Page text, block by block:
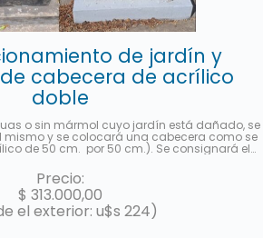
de jardín y
cabecera de acrílico
doble
o sin mármol cuyo jardín está dañado, se
mismo y se colocará una cabecera como se
de 50 cm. por 50 cm.). Se consignará el
ubicación (manzana, tablón y sepultura) de
una foto una vez finalizado el trabajo. Hasta 3
interés con MercadoPago.
Precio:
$ 313.000,00
el exterior: u$s 224)